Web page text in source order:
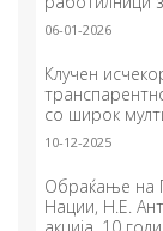
06-01-2026
Клучен
со широк
10-12-2025
Обраќање на
Нации, Н.Е.